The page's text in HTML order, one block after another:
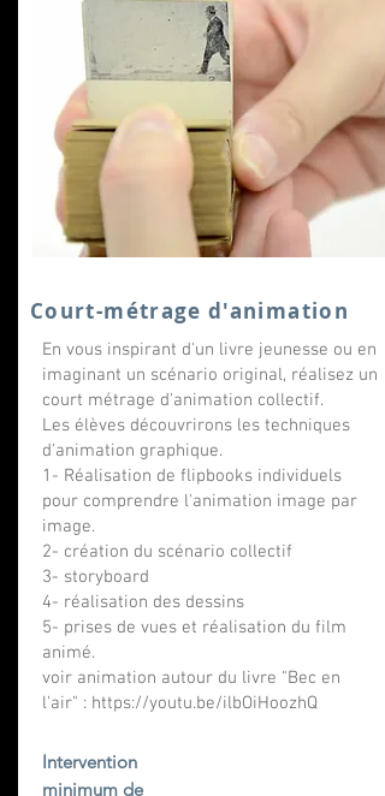
Court-métrage d'animation
En vous inspirant d'un livre jeunesse ou en
imaginant un scénario original, réalisez un
court métrage d'animation collectif.
Les élèves découvrirons les techniques
d'animation graphique.
1- Réalisation de flipbooks individuels
pour comprendre l'animation image par
image.
2- création du scénario collectif
3- storyboard
4- réalisation des dessins
5- prises de vues et réalisation du film
animé.
voir animation autour du livre "Bec en
l'air" : https://youtu.be/ilbOiHoozhQ
Intervention
minimum de